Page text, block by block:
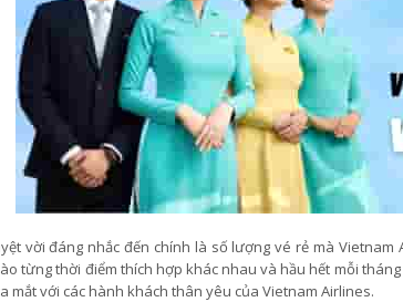
vời đáng nhắc đến chính là số lượng vé rẻ mà
từng thời điểm thích hợp khác nhau và hầu hết mỗi
mắt với các hành khách thân yêu của Vietnam Airlines.